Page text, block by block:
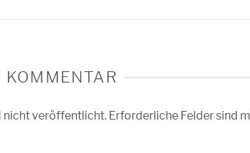
KOMMENTAR
nicht veröffentlicht. Erforderliche Felder sind